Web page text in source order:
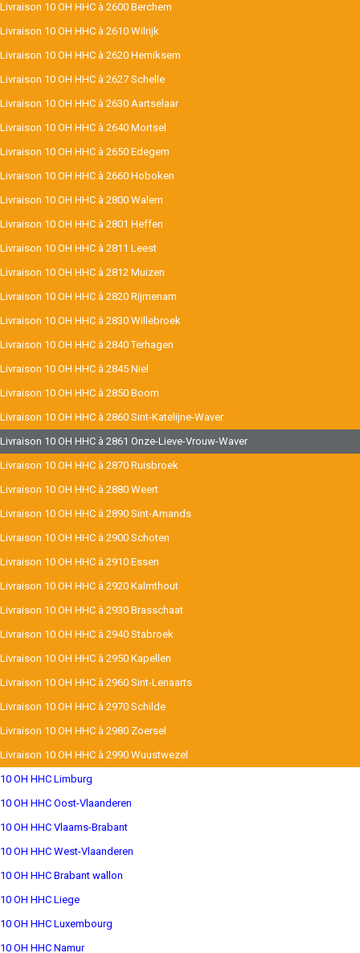
Livraison 10 OH HHC à 2600 Berchem
Livraison 10 OH HHC à 2610 Wilrijk
Livraison 10 OH HHC à 2620 Hemiksem
Livraison 10 OH HHC à 2627 Schelle
Livraison 10 OH HHC à 2630 Aartselaar
Livraison 10 OH HHC à 2640 Mortsel
Livraison 10 OH HHC à 2650 Edegem
Livraison 10 OH HHC à 2660 Hoboken
Livraison 10 OH HHC à 2800 Walem
Livraison 10 OH HHC à 2801 Heffen
Livraison 10 OH HHC à 2811 Leest
Livraison 10 OH HHC à 2812 Muizen
Livraison 10 OH HHC à 2820 Rijmenam
Livraison 10 OH HHC à 2830 Willebroek
Livraison 10 OH HHC à 2840 Terhagen
Livraison 10 OH HHC à 2845 Niel
Livraison 10 OH HHC à 2850 Boom
Livraison 10 OH HHC à 2860 Sint-Katelijne-Waver
Livraison 10 OH HHC à 2861 Onze-Lieve-Vrouw-Waver
Livraison 10 OH HHC à 2870 Ruisbroek
Livraison 10 OH HHC à 2880 Weert
Livraison 10 OH HHC à 2890 Sint-Amands
Livraison 10 OH HHC à 2900 Schoten
Livraison 10 OH HHC à 2910 Essen
Livraison 10 OH HHC à 2920 Kalmthout
Livraison 10 OH HHC à 2930 Brasschaat
Livraison 10 OH HHC à 2940 Stabroek
Livraison 10 OH HHC à 2950 Kapellen
Livraison 10 OH HHC à 2960 Sint-Lenaarts
Livraison 10 OH HHC à 2970 Schilde
Livraison 10 OH HHC à 2980 Zoersel
Livraison 10 OH HHC à 2990 Wuustwezel
10 OH HHC Limburg
10 OH HHC Oost-Vlaanderen
10 OH HHC Vlaams-Brabant
10 OH HHC West-Vlaanderen
10 OH HHC Brabant wallon
10 OH HHC Liege
10 OH HHC Luxembourg
10 OH HHC Namur